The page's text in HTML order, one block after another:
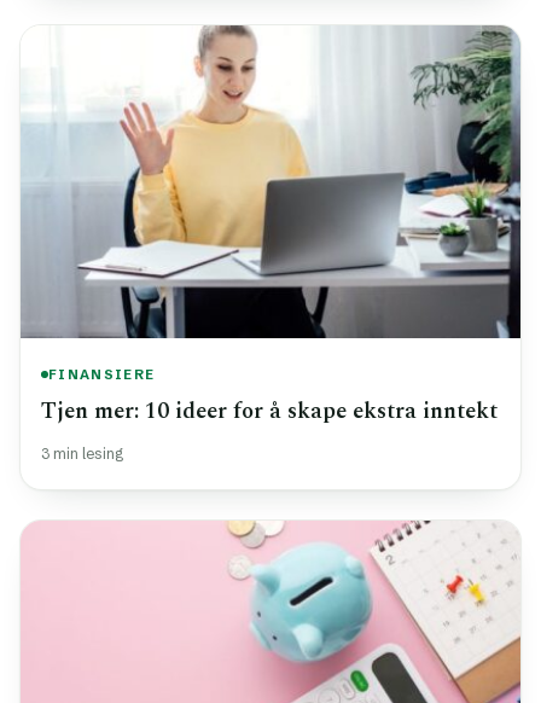
FINANSIERE
Tjen mer: 10 ideer for å skape ekstra inntekt
3 min lesing